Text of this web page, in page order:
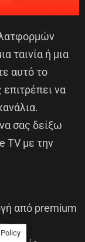
ταινία ή μια
αυτό το
να
σας δείξω
TV με την
από premium
να